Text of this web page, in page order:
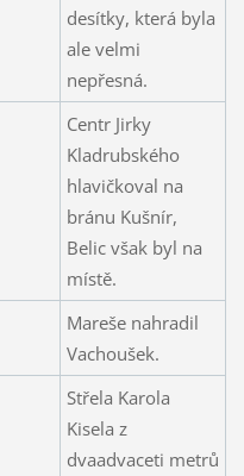
desítky, která byla
ale velmi
nepřesná.
Centr Jirky
Kladrubského
hlavičkoval na
bránu Kušnír,
Belic však byl na
místě.
Mareše nahradil
Vachoušek.
Střela Karola
Kisela z
dvaadvaceti metrů